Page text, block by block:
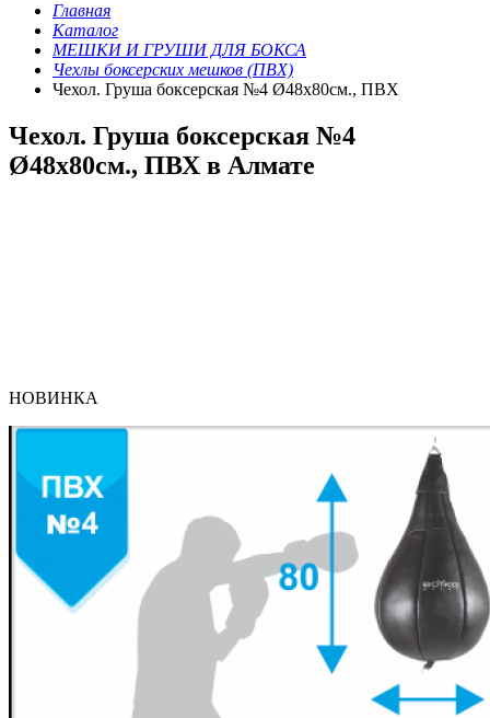
Главная
Каталог
МЕШКИ И ГРУШИ ДЛЯ БОКСА
Чехлы боксерских мешков (ПВХ)
Чехол. Груша боксерская №4 Ø48х80см., ПВХ
Чехол. Груша боксерская №4
Ø48х80см., ПВХ в Алмате
НОВИНКА